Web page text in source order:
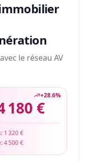
le réseau AV
+28.6%
180 €
1 320 €
4 500 €